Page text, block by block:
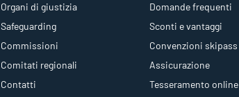
Organi di giustizia
Safeguarding
Commissioni
Comitati regionali
Contatti
Domande frequenti
Sconti e vantaggi
Convenzioni skipass
Assicurazione
Tesseramento online